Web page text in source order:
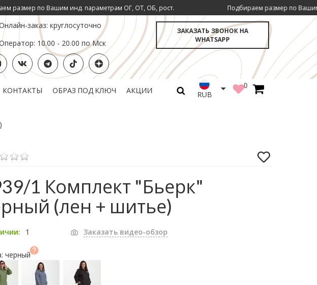
инд. параметрам ОГ, ОТ, ОБ, рост. Подбираем размер по Вашим инд.
заказ: круглосуточно
10.00 - 20.00 по Мск
ЗАКАЗАТЬ ЗВОНОК НА
WHATSAPP
КОНТАКТЫ ОБРАЗ ПОД КЛЮЧ АКЦИИ RUB
0
1 Комплект "Бьерк"
(лен + шитье)
1 Заказать видео-обзор
черный